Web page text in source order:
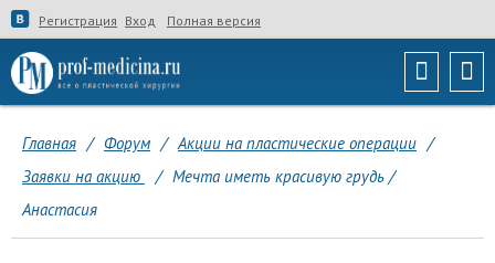
Регистрация Вход Полная версия
Главная / Форум / Акции на пластические операции /
Заявки на акцию
/ Мечта иметь красивую грудь /
Анастасия